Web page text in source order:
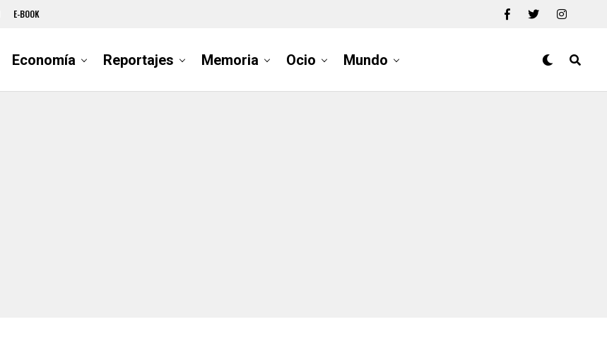
E-BOOK
Economía Reportajes Memoria Ocio Mundo